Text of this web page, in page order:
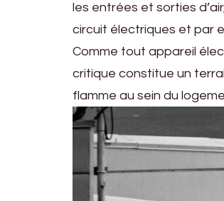
les entrées et sorties
circuit électriques et par
Comme tout appareil
critique constitue un
flamme au sein du